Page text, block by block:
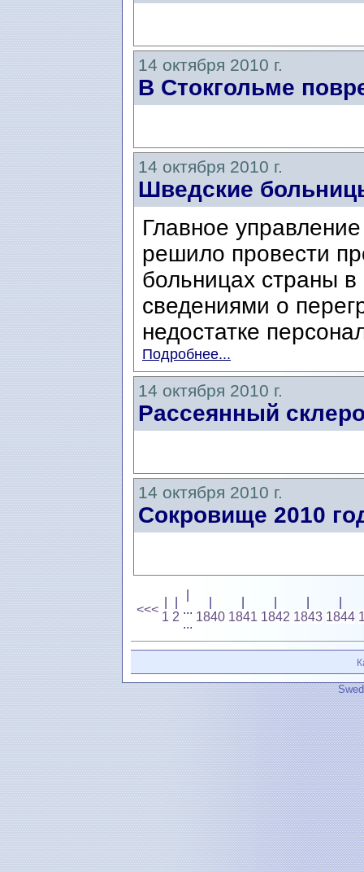
14 октября 2010 г.
В Стокгольме
14 октября 2010 г.
Шведские
Главное
решило провести
больницах страны
сведениями о
недостатке
Подробнее...
14 октября 2010 г.
Рассеянный
14 октября 2010 г.
Сокровище 2010
<<<
1 2
...
...
1840 1841 1842 1843 1844